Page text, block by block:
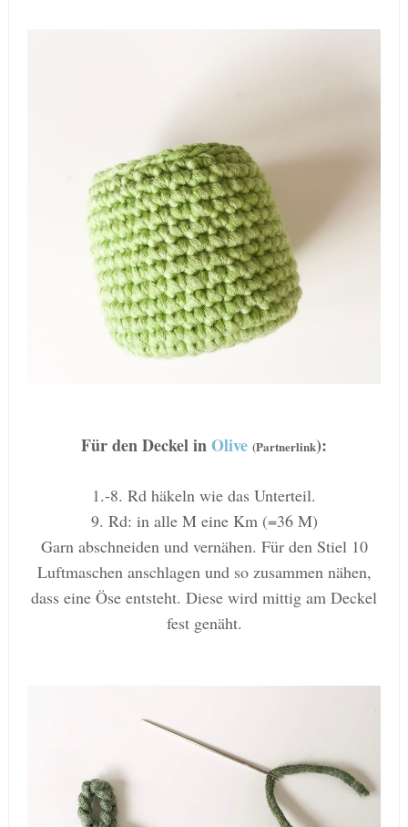
Für den Deckel inOlive (Partnerlink):
1.-8. Rd häkeln wie das Unterteil.
9. Rd: in alle M eine Km (=36 M)
Garn abschneiden und vernähen. Für den Stiel 10
Luftmaschen anschlagen und so zusammen nähen,
dass eine Öse entsteht. Diese wird mittig am Deckel
fest genäht.